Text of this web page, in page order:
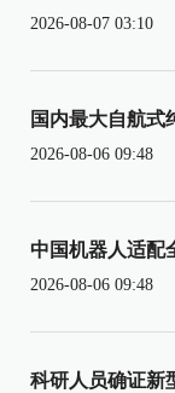
2026-08-07 03:10
国内最大自航式
2026-08-06 09:48
中国机器人适配
2026-08-06 09:48
科研人员确证新